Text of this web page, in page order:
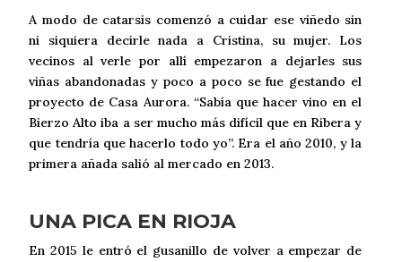
A modo de catarsis comenzó a cuidar ese viñedo sin
ni siquiera decirle nada a Cristina, su mujer. Los
vecinos al verle por allí empezaron a dejarles sus
viñas abandonadas y poco a poco se fue gestando el
proyecto de Casa Aurora. “Sabía que hacer vino en el
Bierzo Alto iba a ser mucho más difícil que en Ribera y
que tendría que hacerlo todo yo”. Era el año 2010, y la
primera añada salió al mercado en 2013.
UNA PICA EN RIOJA
En 2015 le entró el gusanillo de volver a empezar de